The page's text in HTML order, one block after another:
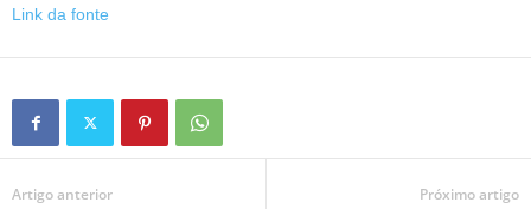
Link da fonte
Artigo anterior Próximo artigo